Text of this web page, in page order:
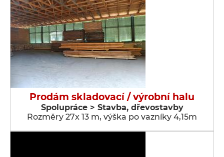
Prodám skladovací / výrobní halu
Spolupráce > Stavba, dřevostavby
Rozměry 27x 13 m, výška po vazníky 4,15m